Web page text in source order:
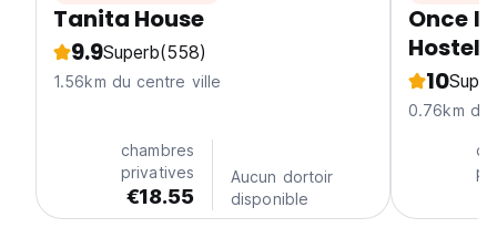
Tanita House
9.9Superb(558)
1.56km du centre ville
chambres
privatives
€18.55
Aucun dortoir
disponible
Once
Hostel
10
0.76km du